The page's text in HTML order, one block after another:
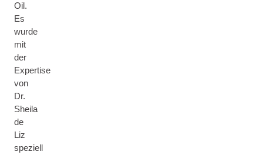
Oil.
Es
wurde
mit
der
Expertise
von
Dr.
Sheila
de
Liz
speziell